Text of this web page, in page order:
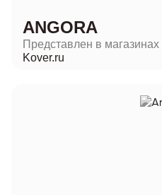
ANGORA
Представлен в магазинах
Kover.ru